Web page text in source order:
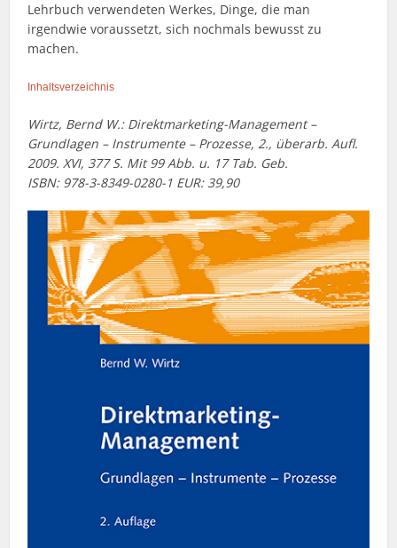
Lehrbuch verwendeten Werkes, Dinge, die man
irgendwie voraussetzt, sich nochmals bewusst zu
machen.
Inhaltsverzeichnis
Wirtz, Bernd W.: Direktmarketing-Management –
Grundlagen – Instrumente – Prozesse, 2., überarb. Aufl.
2009. XVI, 377 S. Mit 99 Abb. u. 17 Tab. Geb.
ISBN: 978-3-8349-0280-1 EUR: 39,90